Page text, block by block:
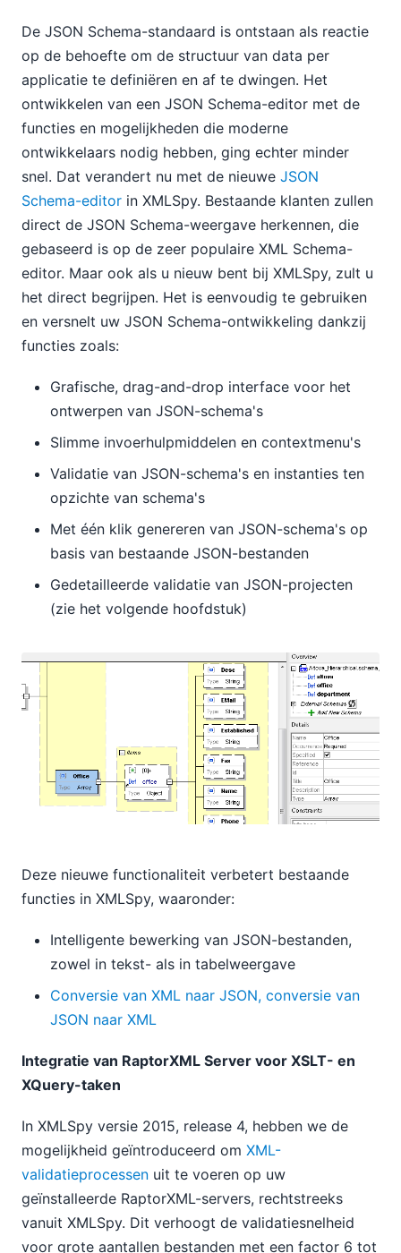
De JSON Schema-standaard is ontstaan als reactie
op de behoefte om de structuur van data per
applicatie te definiëren en af te dwingen. Het
ontwikkelen van een JSON Schema-editor met de
functies en mogelijkheden die moderne
ontwikkelaars nodig hebben, ging echter minder
snel. Dat verandert nu met de nieuwe JSON
Schema-editor in XMLSpy. Bestaande klanten zullen
direct de JSON Schema-weergave herkennen, die
gebaseerd is op de zeer populaire XML Schema-
editor. Maar ook als u nieuw bent bij XMLSpy, zult u
het direct begrijpen. Het is eenvoudig te gebruiken
en versnelt uw JSON Schema-ontwikkeling dankzij
functies zoals:
Grafische, drag-and-drop interface voor het
ontwerpen van JSON-schema's
Slimme invoerhulpmiddelen en contextmenu's
Validatie van JSON-schema's en instanties ten
opzichte van schema's
Met één klik genereren van JSON-schema's op
basis van bestaande JSON-bestanden
Gedetailleerde validatie van JSON-projecten
(zie het volgende hoofdstuk)
Deze nieuwe functionaliteit verbetert bestaande
functies in XMLSpy, waaronder:
Intelligente bewerking van JSON-bestanden,
zowel in tekst- als in tabelweergave
Conversie van XML naar JSON, conversie van
JSON naar XML
Integratie van RaptorXML Server voor XSLT- en
XQuery-taken
In XMLSpy versie 2015, release 4, hebben we de
mogelijkheid geïntroduceerd om XML-
validatieprocessen uit te voeren op uw
geïnstalleerde RaptorXML-servers, rechtstreeks
vanuit XMLSpy. Dit verhoogt de validatiesnelheid
voor grote aantallen bestanden met een factor 6 tot